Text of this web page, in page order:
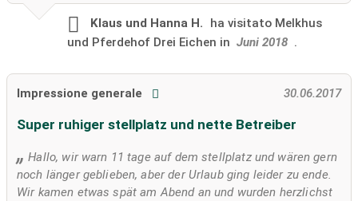
Klaus und Hanna H. ha visitato Melkhus
und Pferdehof Drei Eichen in Juni 2018 .
Impressione generale 30.06.2017
Super ruhiger stellplatz und nette Betreiber
Hallo, wir warn 11 tage auf dem stellplatz und wären gern
noch länger geblieben, aber der Urlaub ging leider zu ende.
Wir kamen etwas spät am Abend an und wurden herzlichst